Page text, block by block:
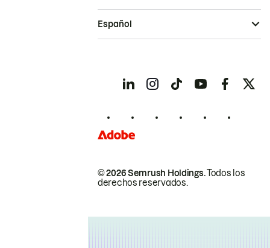
© 2026 Semrush Holdings.Todos los
derechos reservados.
Español